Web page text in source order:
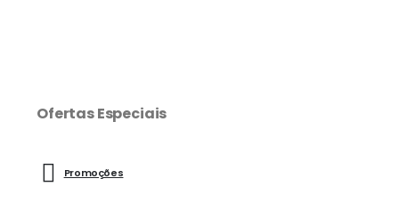
Ofertas Especiais
Promoções